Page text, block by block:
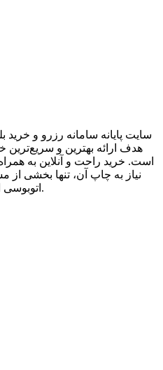
سایت پایانه سامانه رزرو و
هدف ارائه بهترین و سریع‌ترین
است. خرید راحت و آنلاین به
نیاز به چاپ آن، تنها بخشی از
اتوبوسی از سال ۷۳ تا به امروز بوده است.